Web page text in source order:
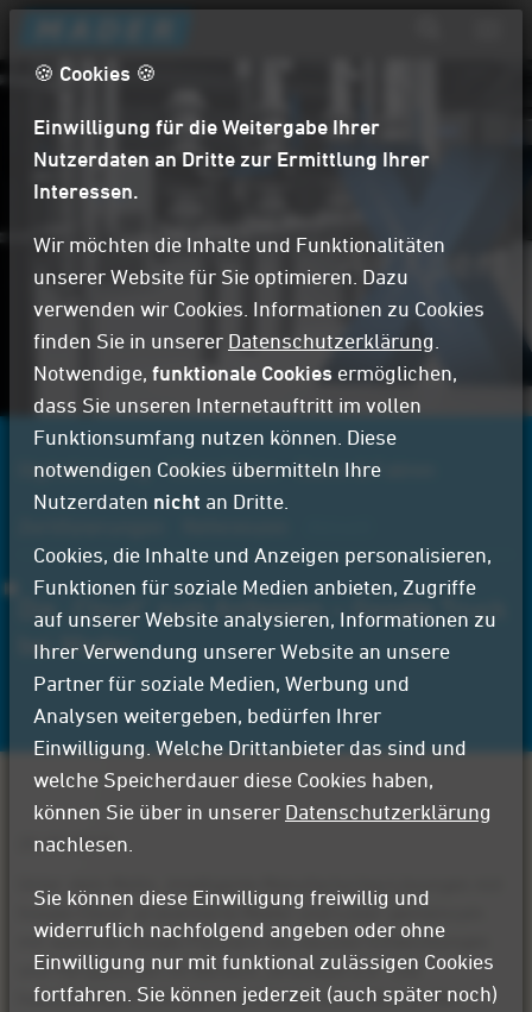
D
m
t
Suchformular
Digitalisierung WerteCodex Daten & Fakten
Die „Cloud“ zum Anfassen – Google Truck
bei Mader
25.07.2019
Google Cloud“ präsentierte Mader und Looxr gemeinsam
mit weiteren Google-Partnern die neusten Entwicklungen
und Perspektiven im Bereich „Druckluft 4.0“. Die
halbstündigen Vorträge orientierten sich dabei an den
🍪 Cookies 🍪
Einwilligung für die Weitergabe Ihrer
Nutzerdaten an Dritte zur Ermittlung Ihrer
Interessen.
Wir möchten die Inhalte und Funktionalitäten
unserer Website für Sie optimieren. Dazu
verwenden wir Cookies. Informationen zu Cookies
finden Sie in unserer Datenschutzerklärung
Notwendige, funktionale Cookies ermöglichen,
dass Sie unseren Internetauftritt im vollen
Funktionsumfang nutzen können. Diese
notwendigen Cookies übermitteln Ihre
Nutzerdaten nicht an Dritte.
Cookies, die Inhalte und Anzeigen personalisieren,
Funktionen für soziale Medien anbieten, Zugriffe
auf unserer Website analysieren, Informationen zu
Ihrer Verwendung unserer Website an unsere
Partner für soziale Medien, Werbung und
Analysen weitergeben, bedürfen Ihrer
Einwilligung. Welche Drittanbieter das sind und
welche Speicherdauer diese Cookies haben,
können Sie über in unserer Datenschutzerklärung
nachlesen.
Sie können diese Einwilligung freiwillig und
widerruflich nachfolgend angeben oder ohne
Einwilligung nur mit funktional zulässigen Cookies
fortfahren. Sie können jederzeit (auch später noch)